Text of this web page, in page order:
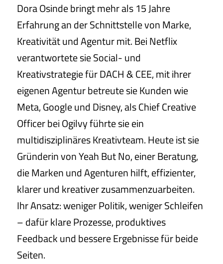
Dora Osinde bringt mehr als 15 Jahre
Erfahrung an der Schnittstelle von Marke,
Kreativität und Agentur mit. Bei Netflix
verantwortete sie Social- und
Kreativstrategie für DACH & CEE, mit ihrer
eigenen Agentur betreute sie Kunden wie
Meta, Google und Disney, als Chief Creative
Officer bei Ogilvy führte sie ein
multidisziplinäres Kreativteam. Heute ist sie
Gründerin von Yeah But No, einer Beratung,
die Marken und Agenturen hilft, effizienter,
klarer und kreativer zusammenzuarbeiten.
Ihr Ansatz: weniger Politik, weniger Schleifen
– dafür klare Prozesse, produktives
Feedback und bessere Ergebnisse für beide
Seiten.